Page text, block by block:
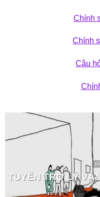
Chính
Chính
Câu
TUYỂN TRỢ LÝ